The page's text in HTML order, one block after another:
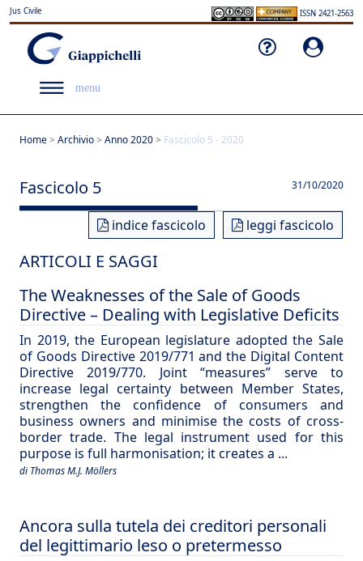
Jus Civile ISSN 2421-2563
menu
Home> Archivio> Anno 2020> Fascicolo 5 - 2020
31/10/2020
Fascicolo 5
leggi fascicolo
indice fascicolo
ARTICOLI E SAGGI
The Weaknesses of the Sale of Goods
Directive – Dealing with Legislative Deficits
In 2019, the European legislature adopted the Sale
of Goods Directive 2019/771 and the Digital Content
Directive 2019/770. Joint “measures” serve to
increase legal certainty between Member States,
strengthen the confidence of consumers and
business owners and minimise the costs of cross-
border trade. The legal instrument used for this
purpose is full harmonisation; it creates a ...
di Thomas M.J. Möllers
Ancora sulla tutela dei creditori personali
del legittimario leso o pretermesso